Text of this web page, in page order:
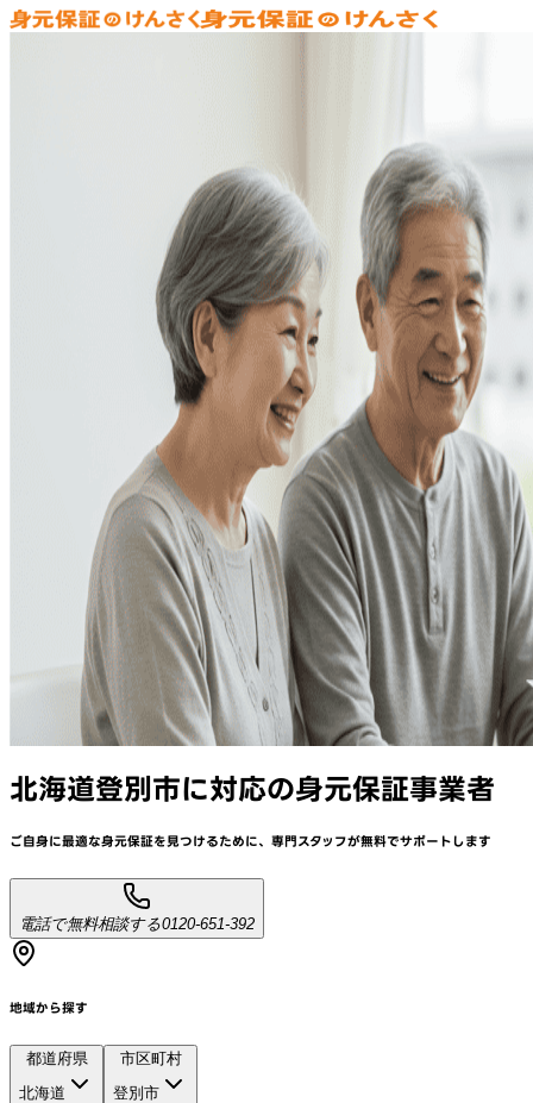
北海道登別市に対応の身元保証事業者
ご自身に最適な身元保証を見つけるために、 専門スタッフが無料でサポートします
電話で無料相談する0120-651-392
地域から探す
都道府県
北海道
市区町村
登別市